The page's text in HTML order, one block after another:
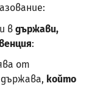
в държави,
:
от
който